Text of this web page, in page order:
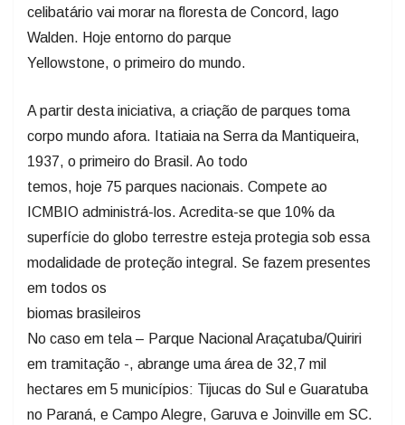
celibatário vai morar na floresta de Concord, lago
Walden. Hoje entorno do parque
Yellowstone, o primeiro do mundo.
A partir desta iniciativa, a criação de parques toma
corpo mundo afora. Itatiaia na Serra da Mantiqueira,
1937, o primeiro do Brasil. Ao todo
temos, hoje 75 parques nacionais. Compete ao
ICMBIO administrá-los. Acredita-se que 10% da
superfície do globo terrestre esteja protegia sob essa
modalidade de proteção integral. Se fazem presentes
em todos os
biomas brasileiros
No caso em tela – Parque Nacional Araçatuba/Quiriri
em tramitação -, abrange uma área de 32,7 mil
hectares em 5 municípios: Tijucas do Sul e Guaratuba
no Paraná, e Campo Alegre, Garuva e Joinville em SC.